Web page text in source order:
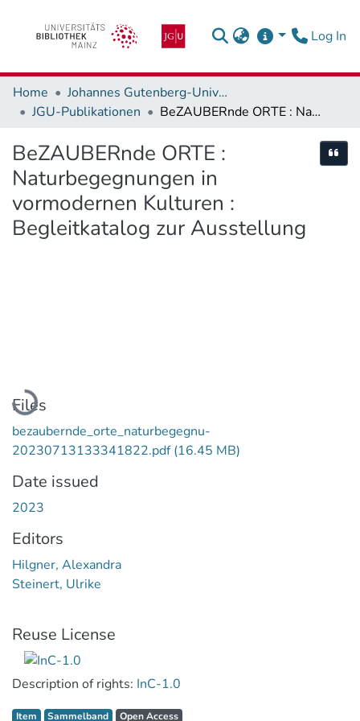
Log In
Home
Johannes Gutenberg-Universität Mainz
JGU-Publikationen
BeZAUBERnde ORTE : Naturbegegnungen in vormodernen Kulturen : Begleitkatalog zur Ausstellung
BeZAUBERnde ORTE :
Naturbegegnungen in
vormodernen Kulturen :
Begleitkatalog zur Ausstellung
Loading...
Files
bezaubernde_orte_naturbegegnu-
20230713133341822.pdf(16.45 MB)
Date issued
2023
Editors
Hilgner, Alexandra
Steinert, Ulrike
Reuse License
Description of rights: InC-1.0
Item type:
Item, Sammelband Access status:
Open Access,